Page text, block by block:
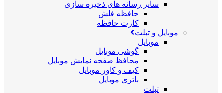
سایر رسانه های ذخیره سازی
حافظه فلش
کارت حافظه
موبایل و تبلت
موبایل
گوشی موبایل
محافظ صفحه نمایش موبایل
کیف و کاور موبایل
باتری موبایل
تبلت